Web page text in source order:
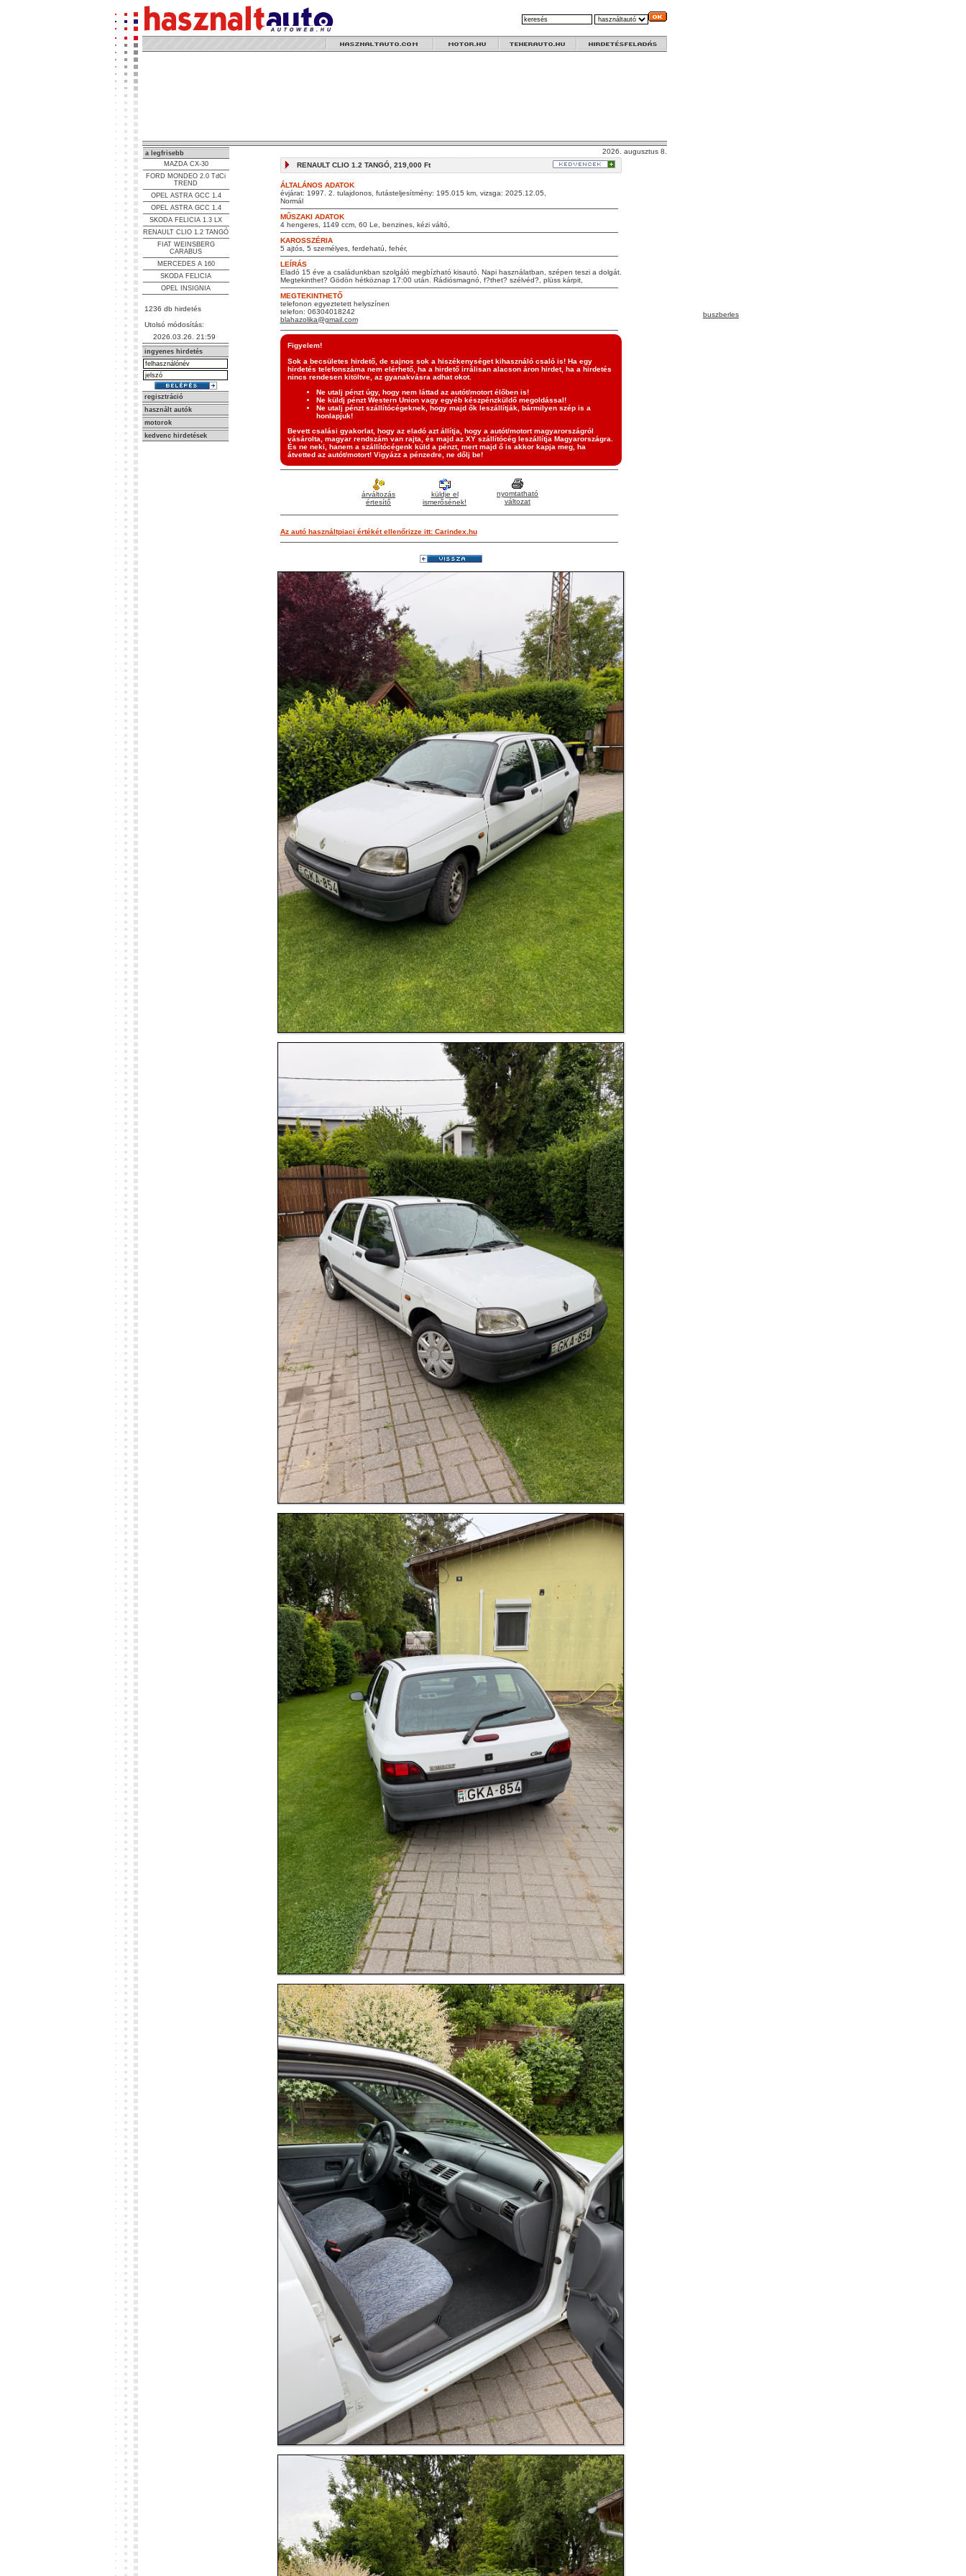
a legfrisebb
MAZDA CX-30
FORD MONDEO 2.0 TdCi
TREND
OPEL ASTRA GCC 1.4
OPEL ASTRA GCC 1.4
SKODA FELICIA 1.3 LX
RENAULT CLIO 1.2 TANGÓ
FIAT WEINSBERG
CARABUS
MERCEDES A 160
SKODA FELICIA
OPEL INSIGNIA
1236 db hirdetés
Utolsó módosítás:
2026.03.26. 21:59
ingyenes hirdetés
regisztráció
használt autók
motorok
kedvenc hirdetések
2026. augusztus 8.
RENAULT CLIO 1.2 TANGÓ, 219,000 Ft
ÁLTALÁNOS ADATOK
évjárat: 1997. 2. tulajdonos, futásteljesítmény: 195.015 km, vizsga: 2025.12.05,
Normál
MŰSZAKI ADATOK
4 hengeres, 1149 ccm, 60 Le, benzines, kézi váltó,
KAROSSZÉRIA
5 ajtós, 5 személyes, ferdehatú, fehér,
LEÍRÁS
Eladó 15 éve a családunkban szolgáló megbízható kisautó. Napi használatban, szépen teszi a dolgát.
Megtekinthet? Gödön hétköznap 17:00 után. Rádiósmagnó, f?thet? szélvéd?, plüss kárpit,
MEGTEKINTHETŐ
telefonon egyeztetett helyszínen
telefon: 06304018242
blahazolika@gmail.com
Figyelem!
Sok a becsületes hirdető, de sajnos sok a hiszékenységet kihasználó csaló is! Ha egy
hirdetés telefonszáma nem elérhető, ha a hirdető irrálisan alacson áron hirdet, ha a hirdetés
nincs rendesen kitöltve, az gyanakvásra adhat okot.
Ne utalj pénzt úgy, hogy nem láttad az autót/motort élőben is!
Ne küldj pénzt Western Union vagy egyéb készpénzküldő megoldással!
Ne utalj pénzt szállítócégeknek, hogy majd ők leszállítják, bármilyen szép is a
honlapjuk!
Bevett csalási gyakorlat, hogy az eladó azt állítja, hogy a autót/motort magyarországról
vásárolta, magyar rendszám van rajta, és majd az XY szállítócég leszállítja Magyarországra.
És ne neki, hanem a szállítócégenk küld a pénzt, mert majd ő is akkor kapja meg, ha
átvetted az autót/motort! Vigyázz a pénzedre, ne dőlj be!
árváltozás
értesítő
küldje el
ismerősének!
nyomtatható
változat
Az autó használtpiaci értékét ellenőrizze itt: Carindex.hu
buszberles